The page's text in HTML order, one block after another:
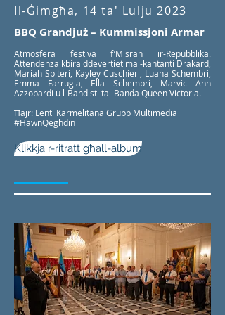
Il-Ġimgħa, 14 ta' Lulju 2023
BBQ Grandjuż – Kummissjoni Armar
Atmosfera festiva f’Misraħ ir-Repubblika.
Attendenza kbira ddevertiet mal-kantanti Drakard,
Mariah Spiteri, Kayley Cuschieri, Luana Schembri,
Emma Farrugia, Ella Schembri, Marvic Ann
Azzopardi u l-Bandisti tal-Banda Queen Victoria.
Ħajr: Lenti Karmelitana Grupp Multimedia
#HawnQegħdin
Klikkja r-ritratt għall-album